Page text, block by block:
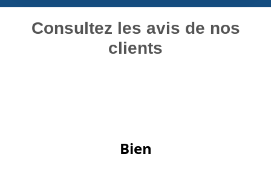
Consultez les avis de nos
clients
Bien